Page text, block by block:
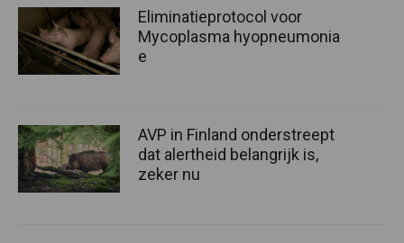
Eliminatieprotocol voor
Mycoplasma hyopneumonia
e
AVP in Finland onderstreept
dat alertheid belangrijk is,
zeker nu